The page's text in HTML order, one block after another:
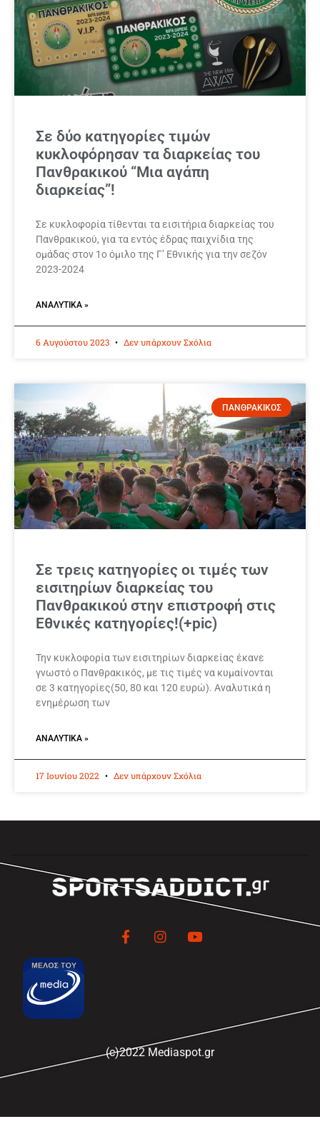
Σε δύο κατηγορίες τιμών
κυκλοφόρησαν τα διαρκείας του
Πανθρακικού “Μια αγάπη
διαρκείας”!
Σε κυκλοφορία τίθενται τα εισιτήρια διαρκείας του
Πανθρακικού, για τα εντός έδρας παιχνίδια της
ομάδας στον 1ο όμιλο της Γ’ Εθνικής για την σεζόν
2023-2024
ΑΝΑΛΥΤΙΚΆ »
6 Αυγούστου 2023 Δεν υπάρχουν Σχόλια
ΠΑΝΘΡΑΚΙΚΟΣ
Σε τρεις κατηγορίες οι τιμές των
εισιτηρίων διαρκείας του
Πανθρακικού στην επιστροφή στις
Εθνικές κατηγορίες!(+pic)
Την κυκλοφορία των εισιτηρίων διαρκείας έκανε
γνωστό ο Πανθρακικός, με τις τιμές να κυμαίνονται
σε 3 κατηγορίες(50, 80 και 120 ευρώ). Αναλυτικά η
ενημέρωση των
ΑΝΑΛΥΤΙΚΆ »
17 Ιουνίου 2022 Δεν υπάρχουν Σχόλια
(c)2022 Mediaspot.gr